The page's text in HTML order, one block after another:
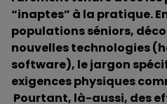
“inaptes” à la pratique.
populations séniors,
nouvelles technologies
software), le jargon
exigences physiques
Pourtant, là-aussi, des